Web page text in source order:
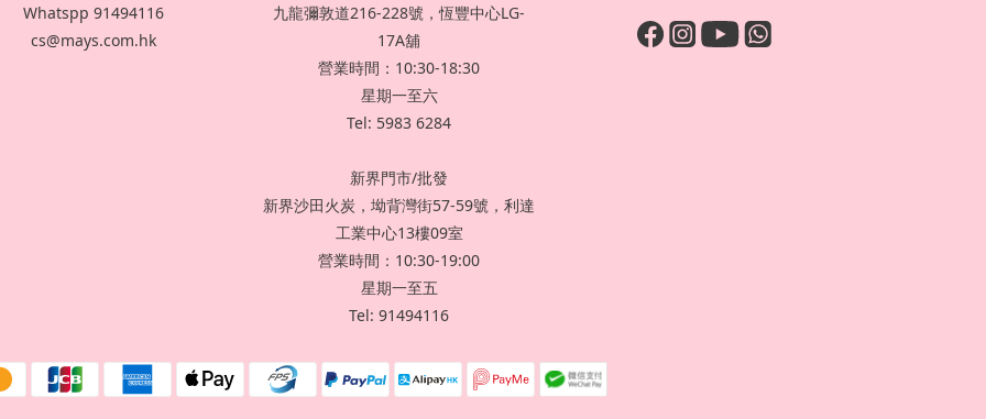
Whatspp 91494116
cs@mays.com.hk
九龍彌敦道216-228號，恆豐中心LG-
17A舖
營業時間：10:30-18:30
星期一至六
Tel: 5983 6284
新界門市/批發
新界沙田火炭，坳背灣街57-59號，利達
工業中心13樓09室
營業時間：10:30-19:00
星期一至五
Tel: 91494116